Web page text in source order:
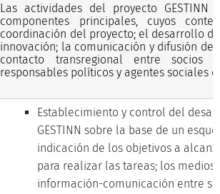
Las actividades del proyecto
componentes principales, cuyos
coordinación del proyecto; el desarrollo
innovación; la comunicación y difusión de
contacto transregional entre socios
responsables políticos y agentes sociales
Establecimiento y control del
GESTINN sobre la base de un
indicación de los objetivos a
para realizar las tareas; los
información-comunicación entre